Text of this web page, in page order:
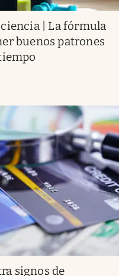
| La fórmula
buenos patrones
signos de